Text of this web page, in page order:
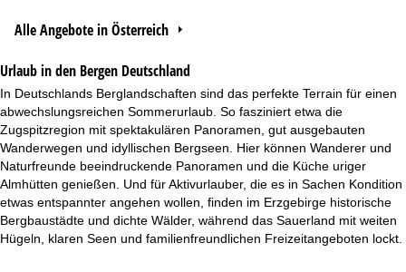
Alle Angebote in Österreich
Urlaub in den Bergen Deutschland
In Deutschlands Berglandschaften sind das perfekte Terrain für einen
abwechslungsreichen Sommerurlaub. So fasziniert etwa die
Zugspitzregion mit spektakulären Panoramen, gut ausgebauten
Wanderwegen und idyllischen Bergseen. Hier können Wanderer und
Naturfreunde beeindruckende Panoramen und die Küche uriger
Almhütten genießen. Und für Aktivurlauber, die es in Sachen Kondition
etwas entspannter angehen wollen, finden im Erzgebirge historische
Bergbaustädte und dichte Wälder, während das Sauerland mit weiten
Hügeln, klaren Seen und familienfreundlichen Freizeitangeboten lockt.